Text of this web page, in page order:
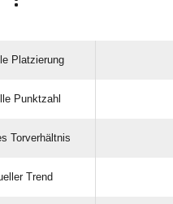
Platzierung
Punktzahl
Torverhältnis
Trend